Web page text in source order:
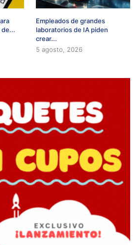
de...
Empleados de grandes
laboratorios de IA piden
crear...
5 agosto, 2026